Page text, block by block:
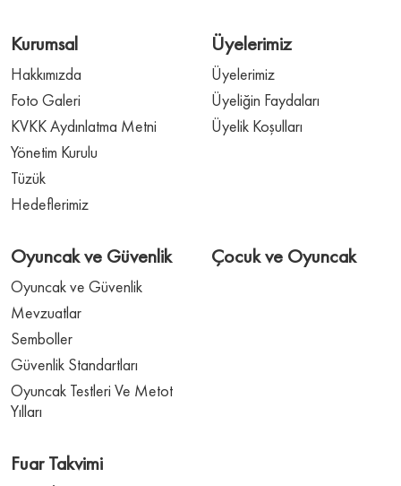
Kurumsal
Hakkımızda
Foto Galeri
KVKK Aydınlatma Metni
Yönetim Kurulu
Tüzük
Hedeflerimiz
Üyelerimiz
Üyelerimiz
Üyeliğin Faydaları
Üyelik Koşulları
Oyuncak ve Güvenlik
Oyuncak ve Güvenlik
Mevzuatlar
Semboller
Güvenlik Standartları
Oyuncak Testleri Ve Metot
Yılları
Çocuk ve Oyuncak
Fuar Takvimi